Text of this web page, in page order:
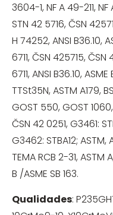
3604-1, NF A 49-211,
STN 42 5716, ČSN
H 74252, ANSI B36.10,
6711, ČSN 425715,
6711, ANSI B36.10,
TTSt35N, ASTM A179,
GOST 550, GOST
ČSN 42 0251, G3461:
G3462: STBA12; ASTM,
TEMA RCB 2-31, ASTM
B /ASME SB 163.
Qualidades: